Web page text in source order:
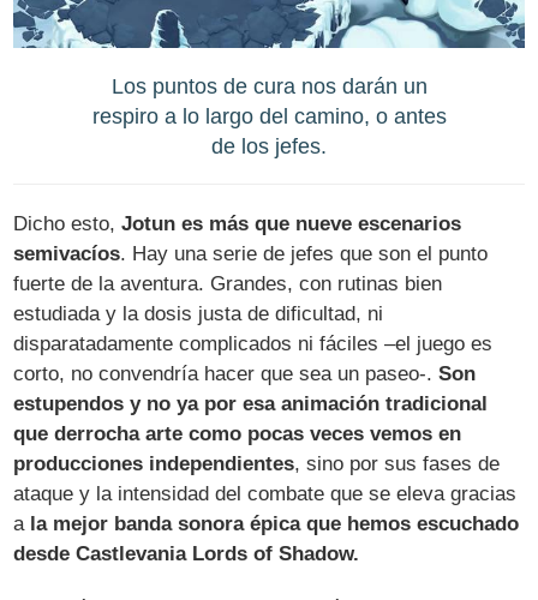
Los puntos de cura nos darán un
respiro a lo largo del camino, o antes
de los jefes.
Dicho esto,Jotun es más que nueve escenarios
semivacíos. Hay una serie de jefes que son el punto
fuerte de la aventura. Grandes, con rutinas bien
estudiada y la dosis justa de dificultad, ni
disparatadamente complicados ni fáciles –el juego es
corto, no convendría hacer que sea un paseo-.Son
estupendos y no ya por esa animación tradicional
que derrocha arte como pocas veces vemos en
producciones independientes, sino por sus fases de
ataque y la intensidad del combate que se eleva gracias
a la mejor banda sonora épica que hemos escuchado
desde Castlevania Lords of Shadow.